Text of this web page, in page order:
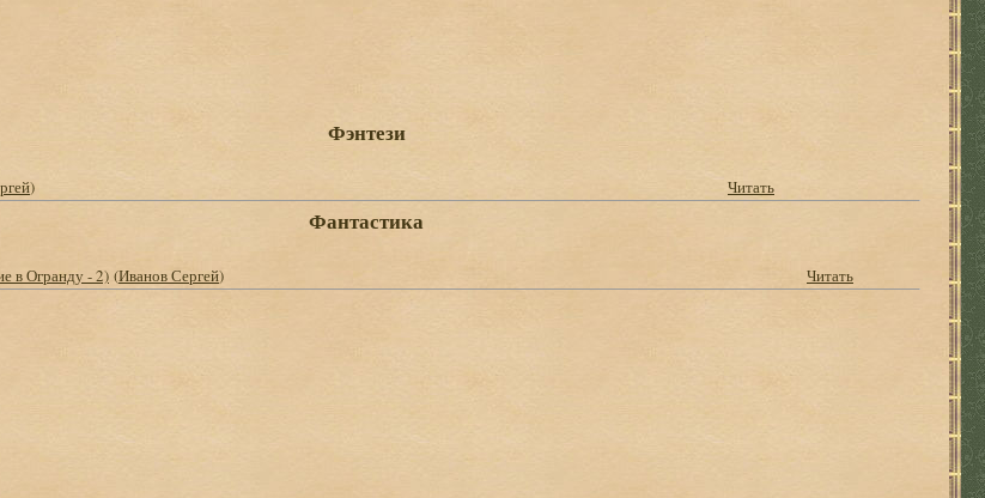
Фэнтези
) Читать
Фантастика
в Огранду - 2) (Иванов Сергей) Читать